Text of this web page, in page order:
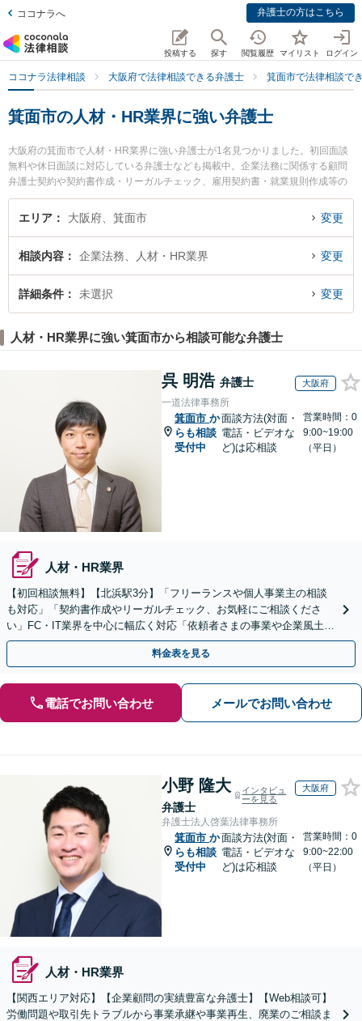
ココナラへ 弁護士の方はこちら
投稿する 探す 閲覧履歴 マイリスト ログイン
ココナラ法律相談 大阪府で法律相談できる弁護士 箕面市で法律相談で
箕面市の人材・HR業界に強い弁護士
大阪府の箕面市で人材・HR業界に強い弁護士が1名見つかりました。初回面談
無料や休日面談に対応している弁護士なども掲載中。企業法務に関係する顧問
弁護士契約や契約書作成・リーガルチェック、雇用契約書・就業規則作成等の
細かな分野での絞り込み検索もでき便利です。特に箕面駅前法律事務所の石塚
誠弁護士のプロフィール情報や弁護士費用、強みなどが注目されています。
したい』『初回相談無料で人材・HR業界を法律相談できる箕面市内の弁護士に
相談予約したい』などでお困りの相談者さんにおすすめです。
エリア 大阪府、箕面市 変更
相談内容 企業法務、人材・HR業界 変更
詳細条件 未選択 変更
人材・HR業界に強い箕面市から相談可能な弁護士
呉 明浩 弁護士 大阪府
一道法律事務所
箕面市 か
らも相談
受付中
面談方法(対面・
電話・ビデオな
ど)は応相談
営業時間：0
9:00~19:00
（平日）
人材・HR業界
【初回相談無料】【北浜駅3分】「フリーランスや個人事業主の相談
も対応」「契約書作成やリーガルチェック、お気軽にご相談くださ
い」FC・IT業界を中心に幅広く対応「依頼者さまの事業や企業風土を
熟知し、最適な解決策をご提案」【休日・夜間相談可】
料金表を見る
電話でお問い合わせ メールでお問い合わせ
小野 隆大
弁護士
インタビュ
ーを見る
大阪府
弁護士法人啓葉法律事務所
箕面市 か
らも相談
受付中
面談方法(対面・
電話・ビデオな
ど)は応相談
営業時間：0
9:00~22:00
（平日）
人材・HR業界
【関西エリア対応】【企業顧問の実績豊富な弁護士】【Web相談可】
労働問題や取引先トラブルから事業承継や事業再生、廃業のご相談ま